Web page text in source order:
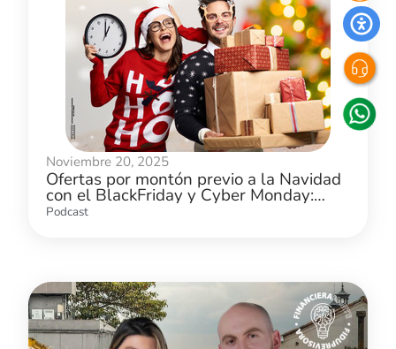
Noviembre 20, 2025
Ofertas por montón previo a la Navidad
con el BlackFriday y Cyber Monday:
¿cómo aprovecharlas?
Podcast